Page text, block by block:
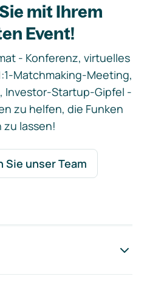
mit Ihrem
Event!
- Konferenz, virtuelles
Matchmaking-Meeting,
Investor-Startup-Gipfel -
zu helfen, die Funken
lassen!
Sie unser Team